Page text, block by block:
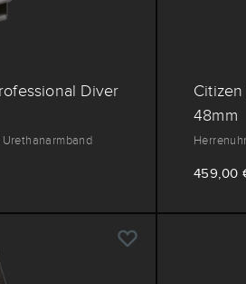
Diver
48mm
459,00